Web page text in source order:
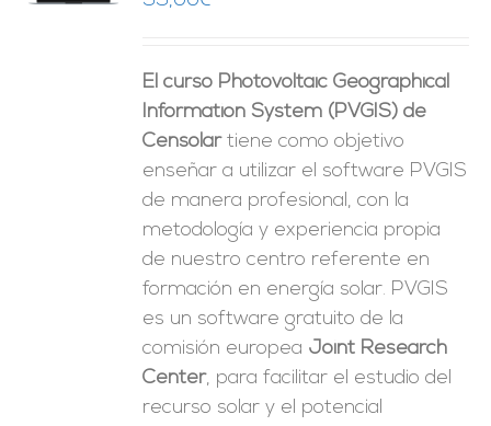
El curso Photovoltaic Geographical
Information System (PVGIS) de
Censolartiene como objetivo
enseñar a utilizar el software PVGIS
de manera profesional, con la
metodología y experiencia propia
de nuestro centro referente en
formación en energía solar. PVGIS
es un software gratuito de la
comisión europea Joint Research
Center, para facilitar el estudio del
recurso solar y el potencial